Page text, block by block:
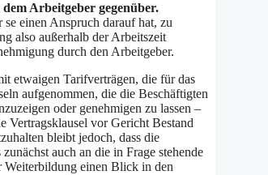
Arbeitgeber gegenüber.
einen Anspruch darauf hat, zu
also außerhalb der Arbeitszeit
durch den Arbeitgeber.
etwaigen Tarifverträgen, die für das
aufgenommen, die die Beschäftigten
oder genehmigen zu lassen –
Vertragsklausel vor Gericht Bestand
bleibt jedoch, dass die
auch an die in Frage stehende
Weiterbildung einen Blick in den